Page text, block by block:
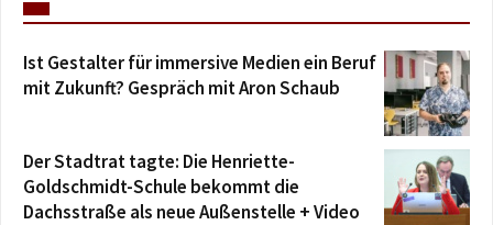
Ist Gestalter für immersive Medien ein Beruf
mit Zukunft? Gespräch mit Aron Schaub
Der Stadtrat tagte: Die Henriette-
Goldschmidt-Schule bekommt die
Dachsstraße als neue Außenstelle + Video